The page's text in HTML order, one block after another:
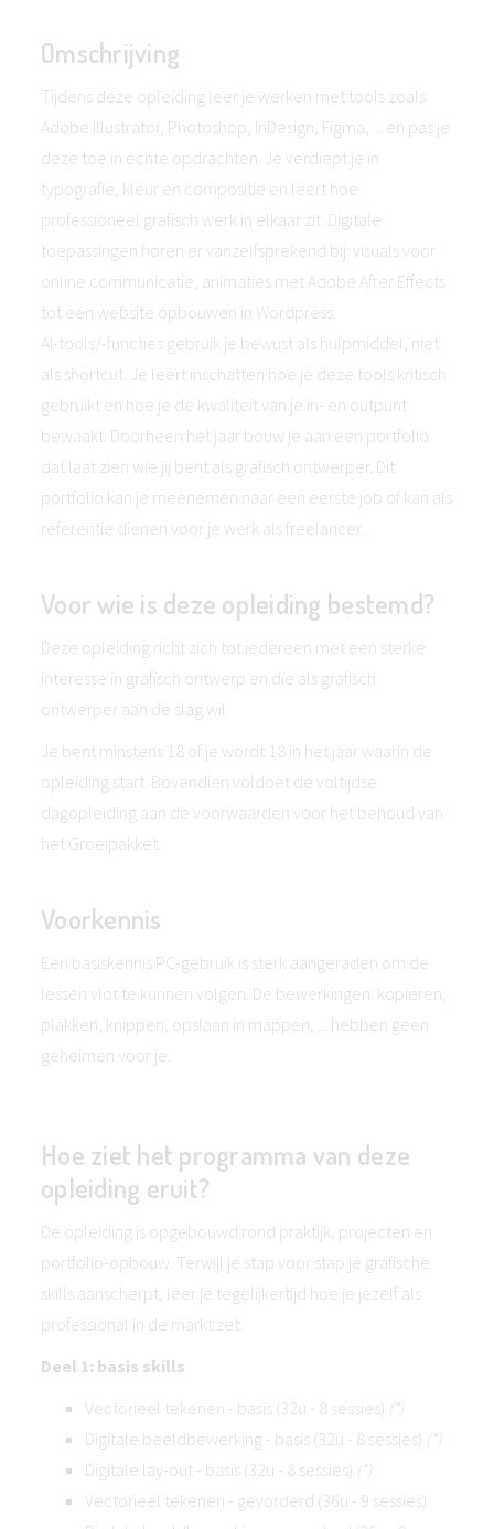
Omschrijving
Tijdens deze opleiding leer je werken met tools zoals
Adobe Illustrator, Photoshop, InDesign, Figma, ... en pas je
deze toe in echte opdrachten. Je verdiept je in
typografie, kleur en compositie en leert hoe
professioneel grafisch werk in elkaar zit. Digitale
toepassingen horen er vanzelfsprekend bij: visuals voor
online communicatie, animaties met Adobe After Effects
tot een website opbouwen in Wordpress.
AI-tools/-functies gebruik je bewust als hulpmiddel, niet
als shortcut. Je leert inschatten hoe je deze tools kritisch
gebruikt en hoe je de kwaliteit van je in- en outpunt
bewaakt. Doorheen het jaar bouw je aan een portfolio
dat laat zien wie jij bent als grafisch ontwerper. Dit
portfolio kan je meenemen naar een eerste job of kan als
referentie dienen voor je werk als freelancer.
Voor wie is deze opleiding bestemd?
Deze opleiding richt zich tot iedereen met een sterke
interesse in grafisch ontwerp en die als grafisch
ontwerper aan de slag wil.
Je bent minstens 18 of je wordt 18 in het jaar waarin de
opleiding start. Bovendien voldoet de voltijdse
dagopleiding aan de voorwaarden voor het behoud van
het Groeipakket.
Voorkennis
Een basiskennis PC-gebruik is sterk aangeraden om de
lessen vlot te kunnen volgen. De bewerkingen: kopiëren,
plakken, knippen, opslaan in mappen, ... hebben geen
geheimen voor je.
Hoe ziet het programma van deze
opleiding eruit?
De opleiding is opgebouwd rond praktijk, projecten en
portfolio-opbouw. Terwijl je stap voor stap je grafische
skills aanscherpt, leer je tegelijkertijd hoe je jezelf als
professional in de markt zet:
Deel 1: basis skills
Vectorieel tekenen - basis (32u - 8 sessies) (*)
Digitale beeldbewerking - basis (32u - 8 sessies) (*)
Digitale lay-out - basis (32u - 8 sessies) (*)
Vectorieel tekenen - gevorderd (36u - 9 sessies)